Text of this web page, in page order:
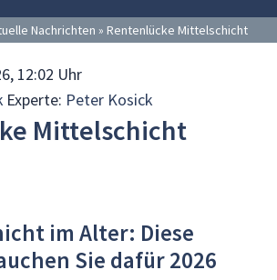
Nachrichten » Rentenlücke Mittelschicht
12:02 Uhr
Experte: Peter Kosick
Mittelschicht
im Alter: Diese
Sie dafür 2026